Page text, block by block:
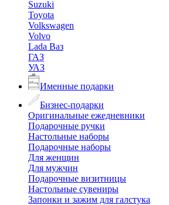
Suzuki
Toyota
Volkswagen
Volvo
Lada Ваз
ГАЗ
УАЗ
Именные подарки
Бизнес-подарки
Оригинальные ежедневники
Подарочные ручки
Настольные наборы
Подарочные наборы
Для женщин
Для мужчин
Подарочные визитницы
Настольные сувениры
Запонки и зажим для галстука